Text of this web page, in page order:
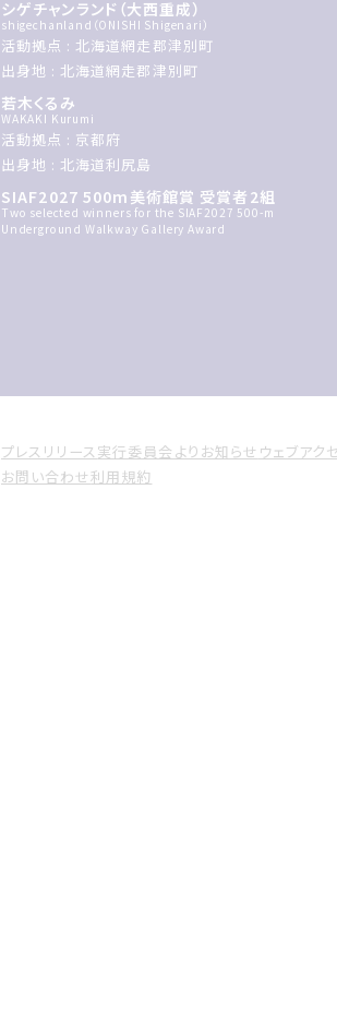
シゲチャンランド（大西重成）
shigechanland（ONISHI Shigenari）
活動拠点 : 北海道網走郡津別町
出身地 : 北海道網走郡津別町
若木くるみ
WAKAKI Kurumi
活動拠点 : 京都府
出身地 : 北海道利尻島
SIAF2027 500m美術館賞 受賞者2組
Two selected winners for the SIAF2027 500-m
Underground Walkway Gallery Award
プレスリリース 実行委員会よりお知らせ ウェブアク
お問い合わせ利用規約